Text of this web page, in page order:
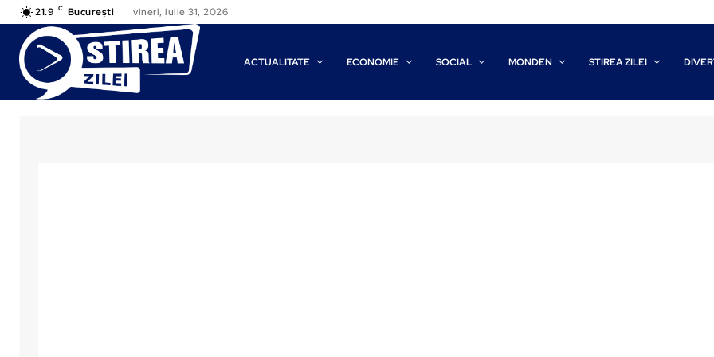
21.9 C București vineri, iulie 31, 2026
ACTUALITATE ECONOMIE SOCIAL MONDEN STIREA ZILEI